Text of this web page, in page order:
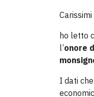
Carissimi
ho letto
l’onore
I dati